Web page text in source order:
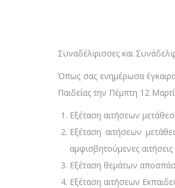
Συναδέλφισσες και
Όπως σας ενημέρωσα
Παιδείας την Πέμπτη 12
Εξέταση αιτήσεων
Εξέταση αιτήσεων
αμφισβητούμενες
Εξέταση θεμάτων
Εξέταση αιτήσεων